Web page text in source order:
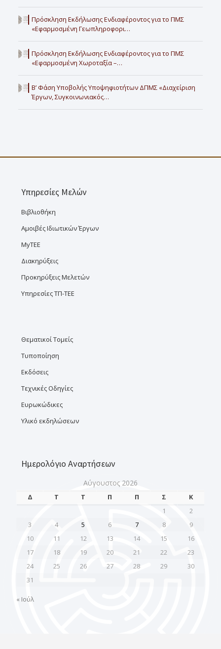
Πρόσκληση Εκδήλωσης Ενδιαφέροντος για το ΠΜΣ
«Εφαρμοσμένη Γεωπληροφορι…
Πρόσκληση Εκδήλωσης Ενδιαφέροντος για το ΠΜΣ
«Εφαρμοσμένη Χωροταξία –…
Β’ Φάση Υποβολής Υποψηφιοτήτων ΔΠΜΣ «Διαχείριση
Έργων, Συγκοινωνιακός…
Υπηρεσίες Μελών
Βιβλιοθήκη
Αμοιβές Ιδιωτικών Έργων
MyTEE
Διακηρύξεις
Προκηρύξεις Μελετών
Υπηρεσίες ΤΠ-ΤΕΕ
Θεματικοί Τομείς
Τυποποίηση
Εκδόσεις
Τεχνικές Οδηγίες
Ευρωκώδικες
Υλικό εκδηλώσεων
Ημερολόγιο Αναρτήσεων
Αύγουστος 2026
Δ Τ Τ Π Π Σ
Κ
1
2
3
4 5 6 7 8
9
10
11 12 13 14 15
16
17
18 19 20 21 22
23
24
25 26 27 28 29
30
31
« Ιούλ